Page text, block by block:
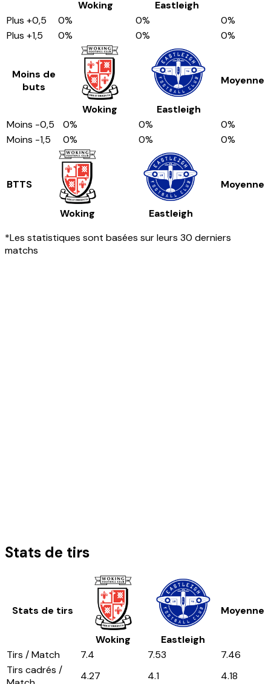
Woking
Eastleigh
Plus +0,5 0% 0% 0%
Plus +1,5 0% 0% 0%
Moins de
buts
Woking
Eastleigh
Moyenne
Moins -0,5 0% 0% 0%
Moins -1,5 0% 0% 0%
BTTS
Woking Eastleigh
Moyenne
*Les statistiques sont basées sur leurs 30 derniers
matchs
Stats de tirs
Stats de tirs
Woking Eastleigh
Moyenne
Tirs / Match 7.4 7.53
7.46
Tirs cadrés /
4.27 4.1 4.18